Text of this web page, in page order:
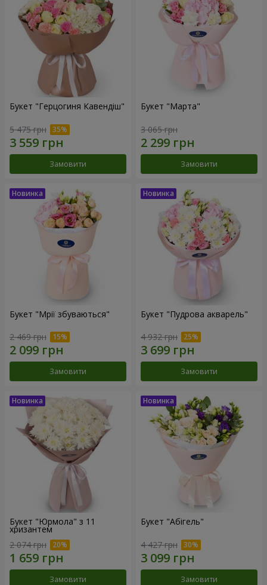
Букет "Герцогиня Кавендіш"
5 475 грн
Замовити
Букет "Марта"
3 065 грн
Замовити
Букет "Мрії збуваються"
2 469 грн
Замовити
Букет "Пудрова акварель"
4 932 грн
Замовити
Букет "Юрмола" з 11
хризантем
2 074 грн
Замовити
Букет "Абігель"
4 427 грн
Замовити